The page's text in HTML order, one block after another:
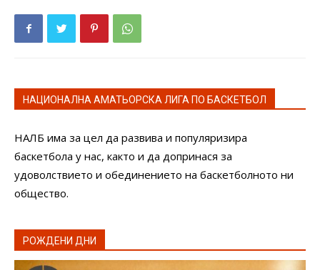
НАЦИОНАЛНА АМАТЬОРСКА ЛИГА ПО БАСКЕТБОЛ
НАЛБ има за цел да развива и популяризира
баскетбола у нас, както и да допринася за
удоволствието и обединението на баскетболното ни
общество.
РОЖДЕНИ ДНИ